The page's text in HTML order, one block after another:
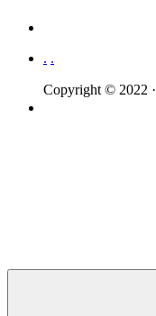
. .
Copyright © 2022 ·